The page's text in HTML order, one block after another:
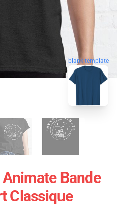
blank template
Bande
Classique